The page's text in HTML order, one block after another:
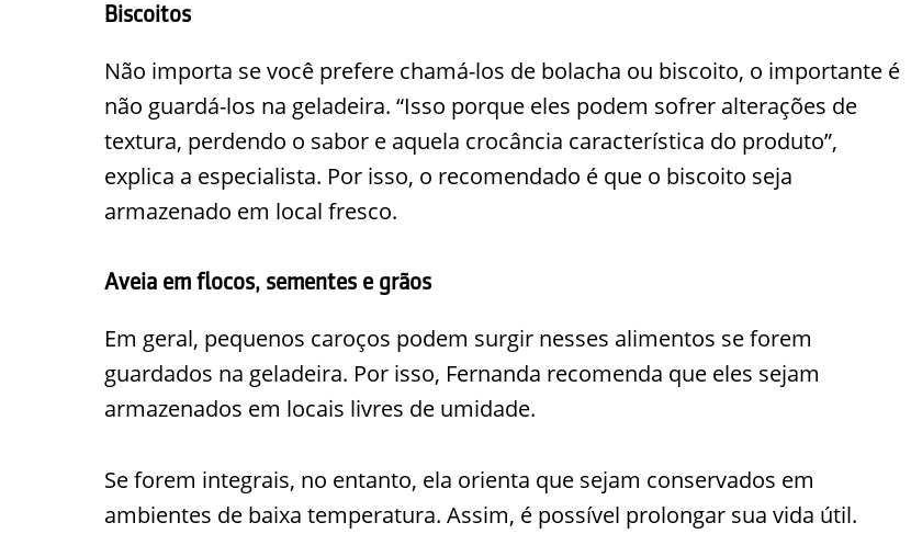
Biscoitos
Não importa se você prefere chamá-los de bolacha ou biscoito, o importante é
não guardá-los na geladeira. “Isso porque eles podem sofrer alterações de
textura, perdendo o sabor e aquela crocância característica do produto”,
explica a especialista. Por isso, o recomendado é que o biscoito seja
armazenado em local fresco.
Aveia em flocos, sementes e grãos
Em geral, pequenos caroços podem surgir nesses alimentos se forem
guardados na geladeira. Por isso, Fernanda recomenda que eles sejam
armazenados em locais livres de umidade.
Se forem integrais, no entanto, ela orienta que sejam conservados em
ambientes de baixa temperatura. Assim, é possível prolongar sua vida útil.